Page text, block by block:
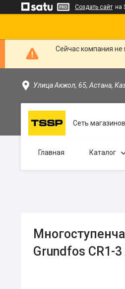
Создать сайт на
Сейчас компания не
Улица Акжол, 65, Астана,
Сеть
Главная Каталог
Grundfos CR1-